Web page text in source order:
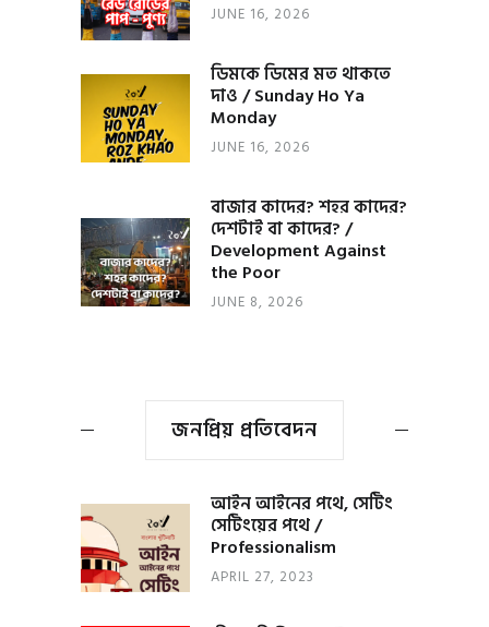
JUNE 16, 2026
ডিমকে ডিমের মত থাকতে
দাও / Sunday Ho Ya
Monday
JUNE 16, 2026
বাজার কাদের? শহর কাদের?
দেশটাই বা কাদের? /
Development Against
the Poor
JUNE 8, 2026
জনপ্রিয় প্রতিবেদন
আইন আইনের পথে, সেটিং
সেটিংয়ের পথে /
Professionalism
APRIL 27, 2023